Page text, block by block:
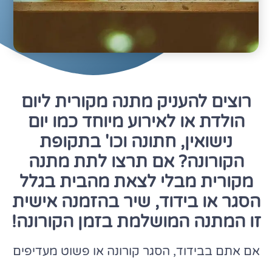
רוצים להעניק מתנה מקורית ליום
הולדת או לאירוע מיוחד כמו יום
נישואין, חתונה וכו' בתקופת
הקורונה? אם תרצו לתת מתנה
מקורית מבלי לצאת מהבית בגלל
הסגר או בידוד, שיר בהזמנה אישית
זו המתנה המושלמת בזמן הקורונה!
אם אתם בבידוד, הסגר קורונה או פשוט מעדיפים